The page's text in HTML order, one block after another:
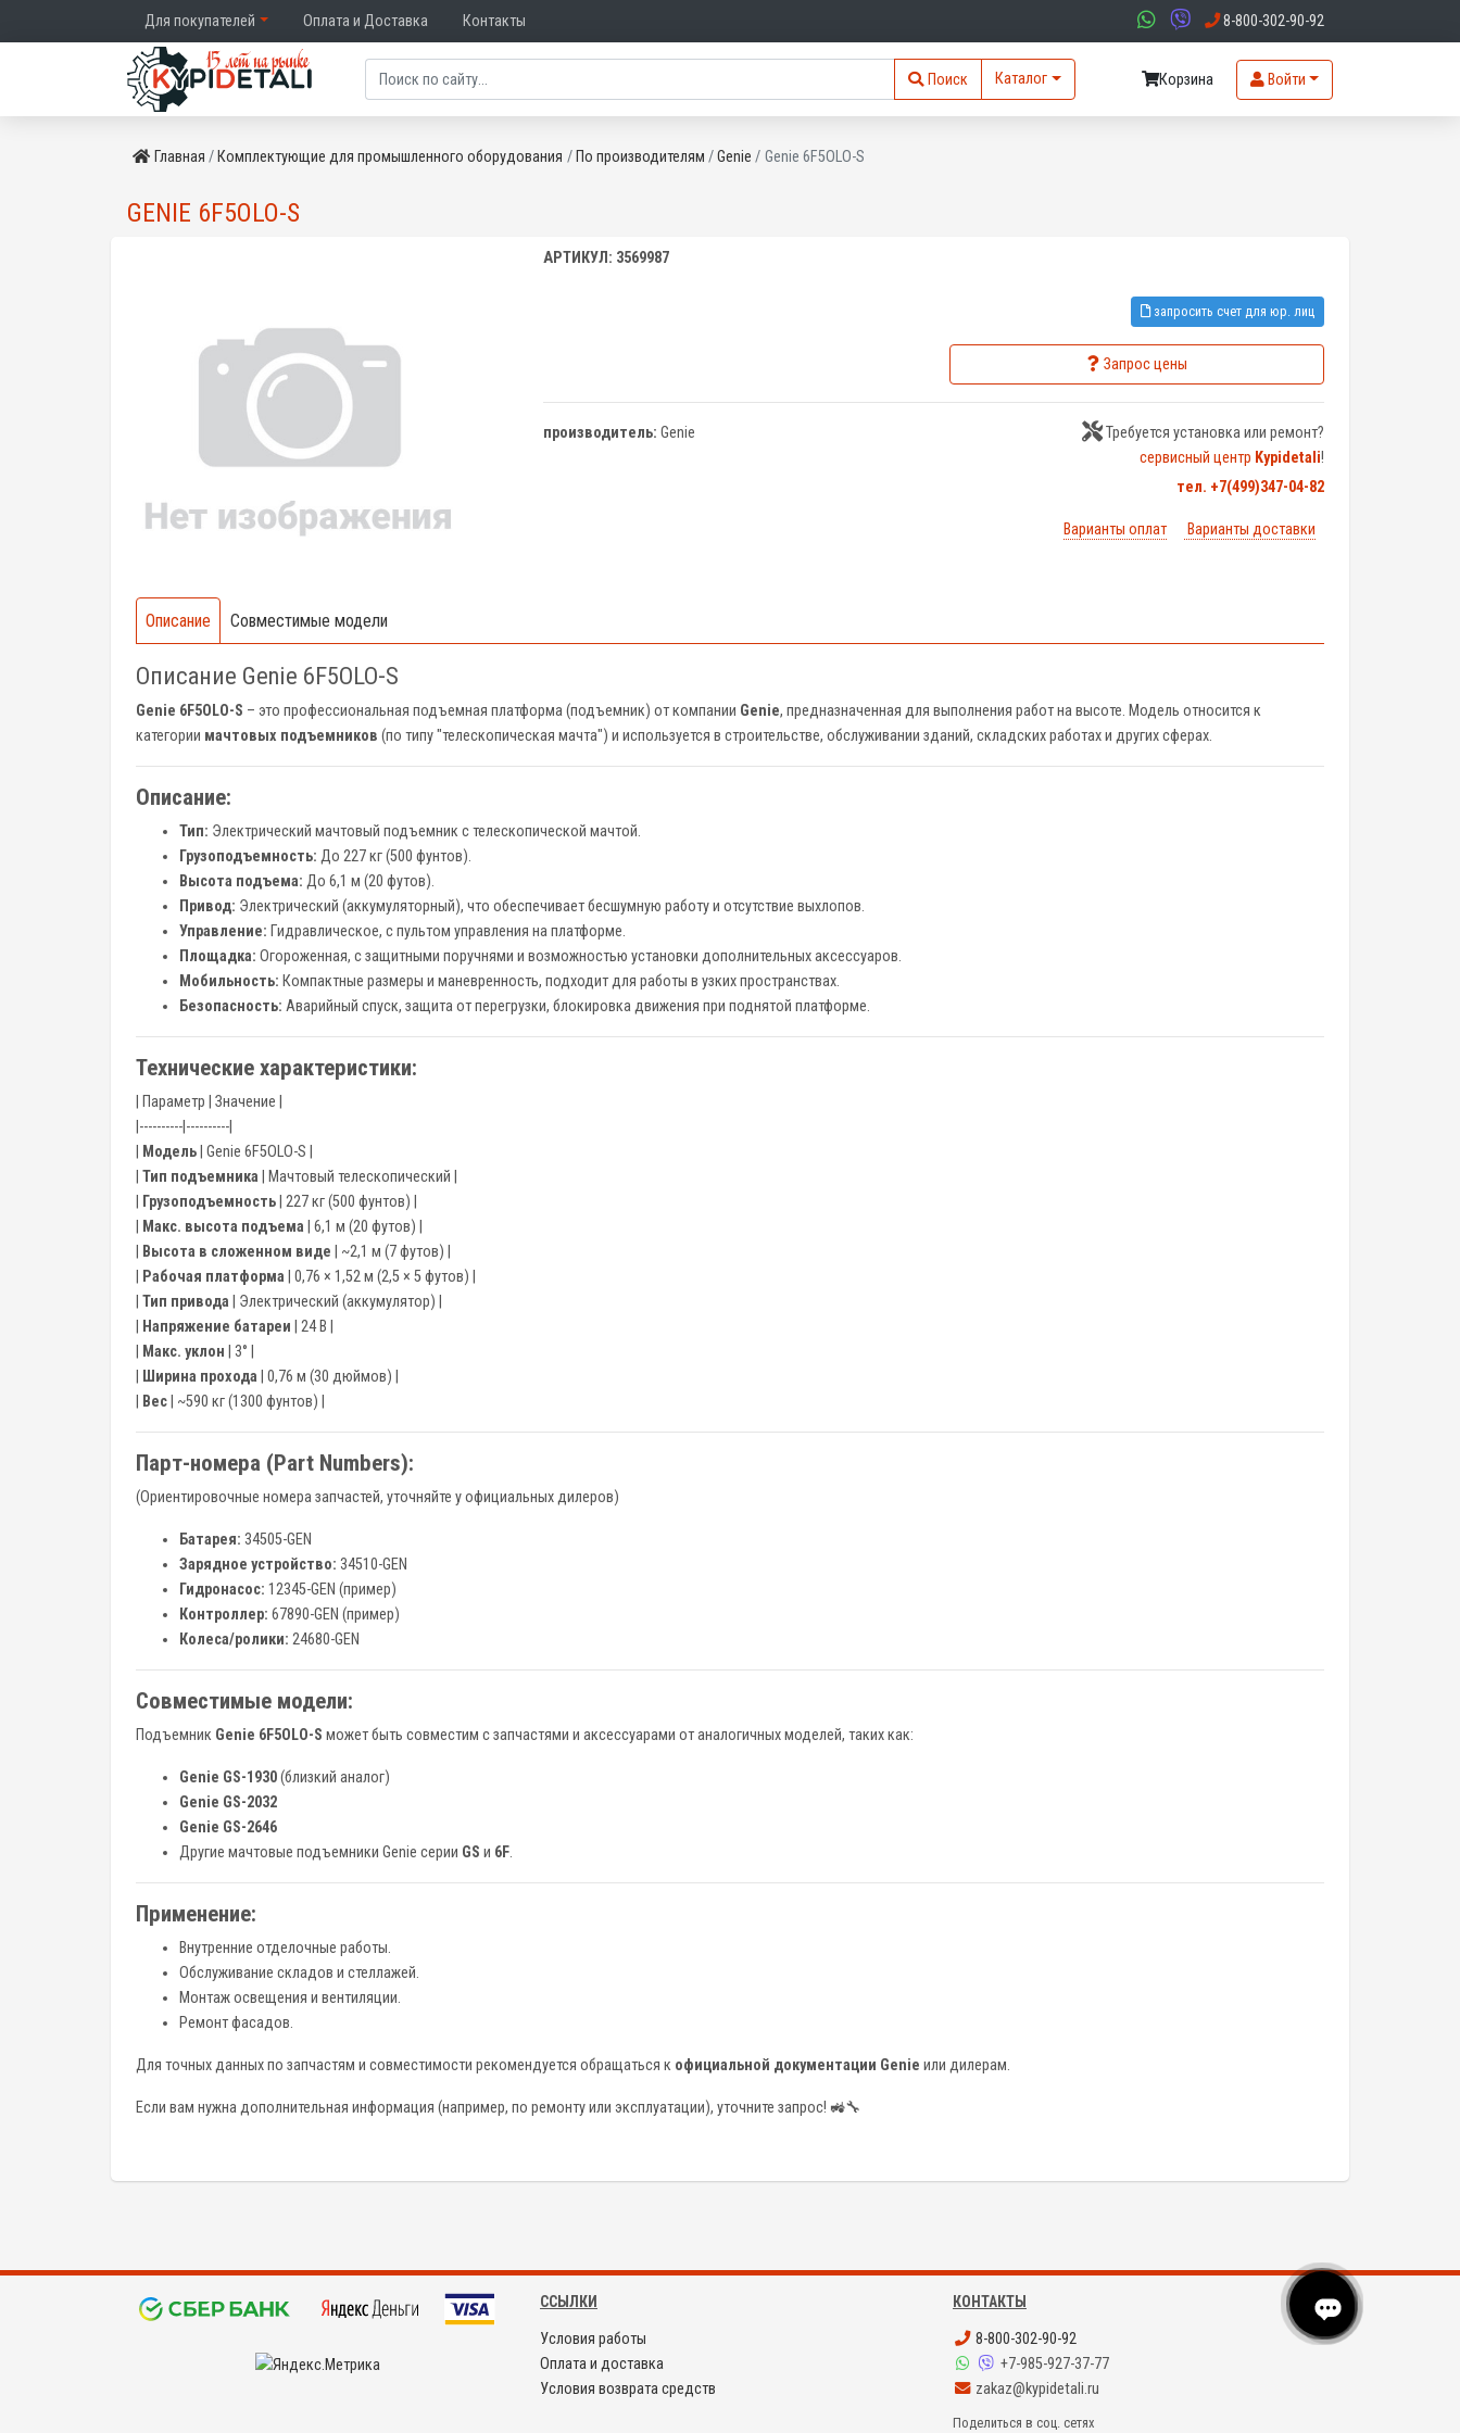
Для покупателей Оплата и Доставка Контакты 8-800-302-90-92
Поиск Каталог Корзина Войти
Главная Комплектующие для промышленного оборудования По производителям Genie Genie 6F5OLO-S
GENIE 6F5OLO-S
АРТИКУЛ: 3569987
запросить счет для юр. лиц
Запрос цены
производитель: Genie
Требуется установка или ремонт?
сервисный центр Kypidetali!
тел. +7(499)347-04-82
Варианты оплат Варианты доставки
Описание Совместимые модели
Описание Genie 6F5OLO-S
Genie 6F5OLO-S – это профессиональная подъемная платформа (подъемник) от компании Genie, предназначенная для выполнения работ на высоте. Модель относится к
категории мачтовых подъемников (по типу "телескопическая мачта") и используется в строительстве, обслуживании зданий, складских работах и других сферах.
Описание:
Тип: Электрический мачтовый подъемник с телескопической мачтой.
Грузоподъемность: До 227 кг (500 фунтов).
Высота подъема: До 6,1 м (20 футов).
Привод: Электрический (аккумуляторный), что обеспечивает бесшумную работу и отсутствие выхлопов.
Управление: Гидравлическое, с пультом управления на платформе.
Площадка: Огороженная, с защитными поручнями и возможностью установки дополнительных аксессуаров.
Мобильность: Компактные размеры и маневренность, подходит для работы в узких пространствах.
Безопасность: Аварийный спуск, защита от перегрузки, блокировка движения при поднятой платформе.
Технические характеристики:
| Параметр | Значение |
|----------|----------|
Модель | Genie 6F5OLO-S |
Тип подъемника | Мачтовый телескопический |
Грузоподъемность | 227 кг (500 фунтов) |
Макс. высота подъема | 6,1 м (20 футов) |
Высота в сложенном виде | ~2,1 м (7 футов) |
Рабочая платформа | 0,76 × 1,52 м (2,5 × 5 футов) |
Тип привода | Электрический (аккумулятор) |
Напряжение батареи | 24 В |
Макс. уклон | 3° |
Ширина прохода | 0,76 м (30 дюймов) |
Вес | ~590 кг (1300 фунтов) |
Парт-номера (Part Numbers):
(Ориентировочные номера запчастей, уточняйте у официальных дилеров)
Батарея: 34505-GEN
Зарядное устройство: 34510-GEN
Гидронасос: 12345-GEN (пример)
Контроллер: 67890-GEN (пример)
Колеса/ролики: 24680-GEN
Совместимые модели:
Подъемник Genie 6F5OLO-S может быть совместим с запчастями и аксессуарами от аналогичных моделей, таких как:
Genie GS-1930(близкий аналог)
Genie GS-2032
Genie GS-2646
Другие мачтовые подъемники Genie серии GS и 6F.
Применение:
Внутренние отделочные работы.
Обслуживание складов и стеллажей.
Монтаж освещения и вентиляции.
Ремонт фасадов.
Для точных данных по запчастям и совместимости рекомендуется обращаться к официальной документации Genie или дилерам.
Если вам нужна дополнительная информация (например, по ремонту или эксплуатации), уточните запрос! 🚜🔧
ССЫЛКИ
Условия работы
Оплата и доставка
Условия возврата средств
КОНТАКТЫ
8-800-302-90-92
+7-985-927-37-77
zakaz@kypidetali.ru
Поделиться в соц. сетях